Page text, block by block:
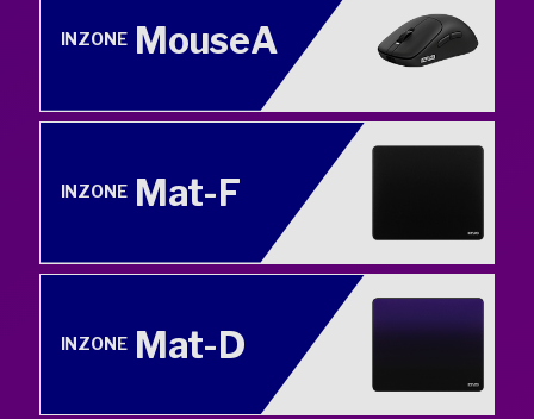
INZONE MouseA
INZONE Mat-F
INZONE Mat-D